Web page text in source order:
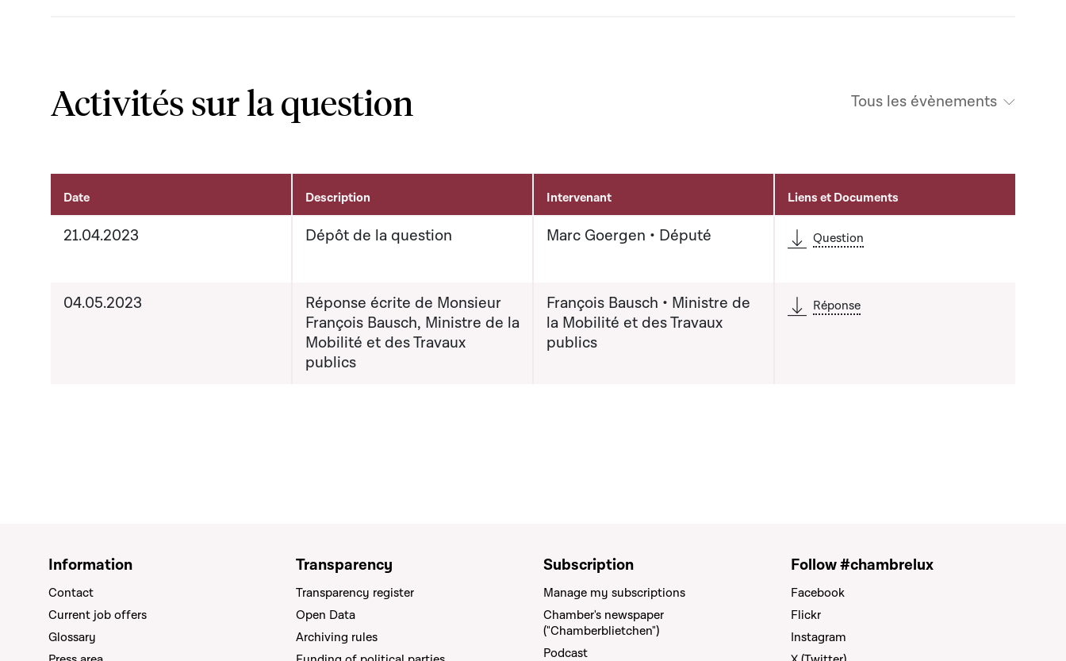
Activités sur la question Tous les évènements
Activités sur le dossier
Date Description Intervenant Liens et Documents
21.04.2023 Dépôt de la question Marc Goergen • Député Question
04.05.2023
Réponse écrite de Monsieur
François Bausch, Ministre de la
Mobilité et des Travaux
publics
François Bausch • Ministre de
la Mobilité et des Travaux
publics
Réponse
Information
Contact
Current job offers
Glossary
Transparency
Transparency register
Open Data
Archiving rules
Subscription
Manage my subscriptions
Chamber's newspaper
("Chamberblietchen")
Podcast
Follow #chambrelux
Facebook
Flickr
Instagram